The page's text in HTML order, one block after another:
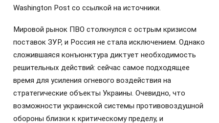
Washington Post со ссылкой на источники.
Мировой рынок ПВО столкнулся с острым кризисом
поставок ЗУР, и Россия не стала исключением. Однако
сложившаяся конъюнктура диктует необходимость
решительных действий: сейчас самое подходящее
время для усиления огневого воздействия на
стратегические объекты Украины. Очевидно, что
возможности украинской системы противовоздушной
обороны близки к критическому пределу, и